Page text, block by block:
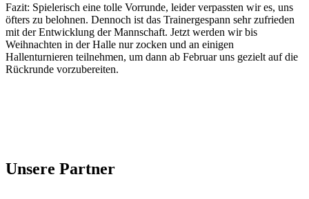
Fazit: Spielerisch eine tolle Vorrunde, leider verpassten wir es, uns
öfters zu belohnen. Dennoch ist das Trainergespann sehr zufrieden
mit der Entwicklung der Mannschaft. Jetzt werden wir bis
Weihnachten in der Halle nur zocken und an einigen
Hallenturnieren teilnehmen, um dann ab Februar uns gezielt auf die
Rückrunde vorzubereiten.
Unsere Partner